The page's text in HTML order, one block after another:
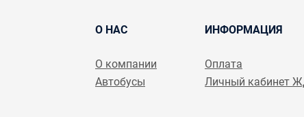
О НАС
О компании
Автобусы
ИНФОРМАЦИЯ
Оплата
Личный кабинет